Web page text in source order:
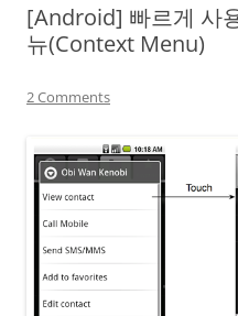
[Android] 빠르게 사
뉴(Context Menu)
2 Comments